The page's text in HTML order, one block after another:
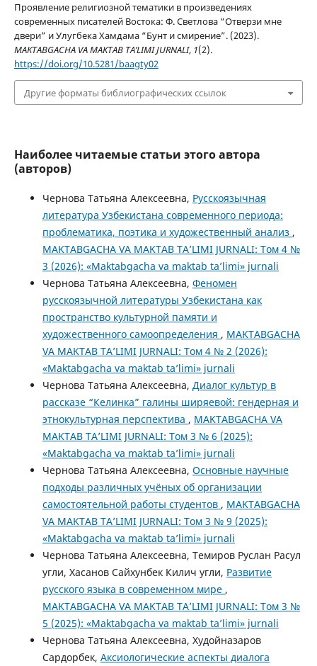
Проявление религиозной тематики в произведениях
современных писателей Востока: Ф. Светлова “Отверзи мне
двери” и Улугбека Хамдама “Бунт и смирение”. (2023).
MAKTABGACHA VA MAKTAB TA’LIMI JURNALI, 1(2).
https://doi.org/10.5281/baagty02
Другие форматы библиографических ссылок
Наиболее читаемые статьи этого автора
(авторов)
Чернова Татьяна Алексеевна, Русскоязычная
литература Узбекистана современного периода:
проблематика, поэтика и художественный анализ ,
MAKTABGACHA VA MAKTAB TA’LIMI JURNALI: Том 4 №
3 (2026): «Maktabgacha va maktab ta’limi» jurnali
Чернова Татьяна Алексеевна, Феномен
русскоязычной литературы Узбекистана как
пространство культурной памяти и
художественного самоопределения , MAKTABGACHA
VA MAKTAB TA’LIMI JURNALI: Том 4 № 2 (2026):
«Maktabgacha va maktab ta’limi» jurnali
Чернова Татьяна Алексеевна, Диалог культур в
рассказе “Келинка” галины ширяевой: гендерная и
этнокультурная перспектива , MAKTABGACHA VA
MAKTAB TA’LIMI JURNALI: Том 3 № 6 (2025):
«Maktabgacha va maktab ta’limi» jurnali
Чернова Татьяна Алексеевна, Основные научные
подходы различных учёных об организации
самостоятельной работы студентов , MAKTABGACHA
VA MAKTAB TA’LIMI JURNALI: Том 3 № 9 (2025):
«Maktabgacha va maktab ta’limi» jurnali
Чернова Татьяна Алексеевна, Темиров Руслан Расул
угли, Хасанов Сайхунбек Килич угли, Развитие
русского языка в современном мире ,
MAKTABGACHA VA MAKTAB TA’LIMI JURNALI: Том 3 №
5 (2025): «Maktabgacha va maktab ta’limi» jurnali
Чернова Татьяна Алексеевна, Худойназаров
Сардорбек, Аксиологические аспекты диалога